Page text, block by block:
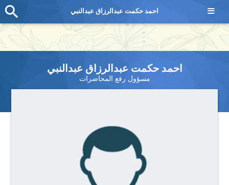
احمد حكمت عبدالرزاق عبدالنبي
مسؤول رفع المحاضرات
≡ احمد حكمت عبدالرزاق عبدالنبي